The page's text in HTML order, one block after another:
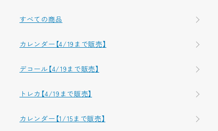
すべての商品
カレンダー【4/19まで販売】
デコール【4/19まで販売】
トレカ【4/19まで販売】
カレンダー【1/15まで販売】